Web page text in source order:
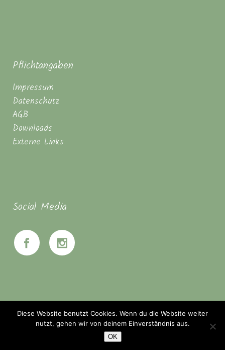
Pflichtangaben
Impressum
Datenschutz
AGB
Downloads
Externe Links
Social Media
© Seminarhaus Mahanbir - Zwischen Hannover & Braunschweig
Diese Website benutzt Cookies. Wenn du die Website weiter
nutzt, gehen wir von deinem Einverständnis aus.
OK